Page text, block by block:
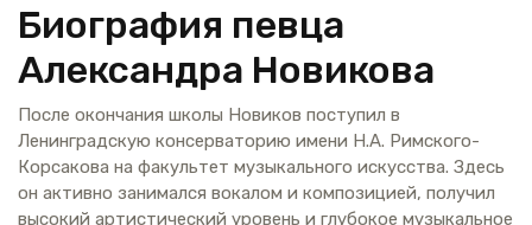
Биография певца
Александра Новикова
После окончания школы Новиков поступил в
Ленинградскую консерваторию имени Н.А. Римского-
Корсакова на факультет музыкального искусства. Здесь
он активно занимался вокалом и композицией, получил
высокий артистический уровень и глубокое музыкальное